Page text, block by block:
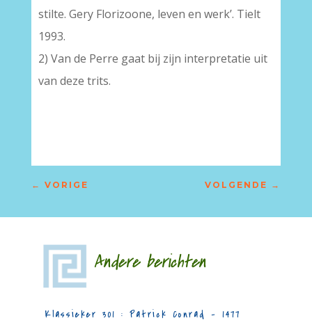
stilte. Gery Florizoone, leven en werk’. Tielt
1993.
2) Van de Perre gaat bij zijn interpretatie uit
van deze trits.
← VORIGE VOLGENDE →
Andere berichten
Klassieker 301 : Patrick Conrad – 1477